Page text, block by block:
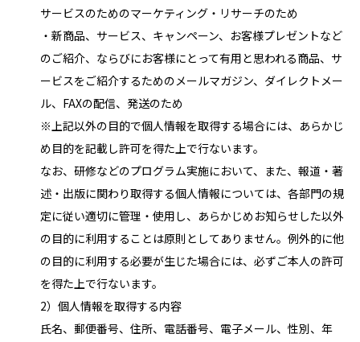
サービスのためのマーケティング・リサーチのため
・新商品、サービス、キャンペーン、お客様プレゼントなど
のご紹介、ならびにお客様にとって有用と思われる商品、サ
ービスをご紹介するためのメールマガジン、ダイレクトメー
ル、FAXの配信、発送のため
※上記以外の目的で個人情報を取得する場合には、あらかじ
め目的を記載し許可を得た上で行ないます。
なお、研修などのプログラム実施において、また、報道・著
述・出版に関わり取得する個人情報については、各部門の規
定に従い適切に管理・使用し、あらかじめお知らせした以外
の目的に利用することは原則としてありません。例外的に他
の目的に利用する必要が生じた場合には、必ずご本人の許可
を得た上で行ないます。
2）個人情報を取得する内容
氏名、郵便番号、住所、電話番号、電子メール、性別、年